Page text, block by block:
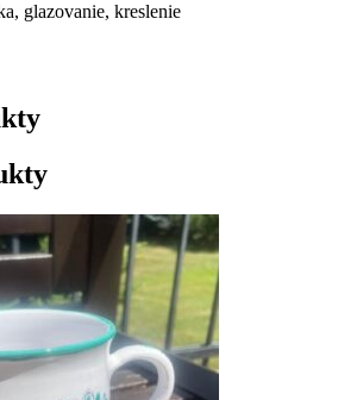
glazovanie, kreslenie